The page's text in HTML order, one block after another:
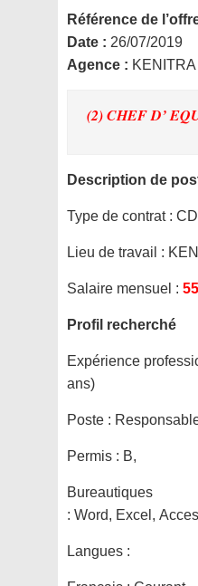
Référence de
Date : 26/07/2019
Agence :
(2) CHEF D’
Description de
Type de contrat : CDI
Lieu de travail :
Salaire mensuel :
Profil recherché
Expérience
ans)
Poste :
Permis : B,
Bureautiques
: Word, Excel,
Langues :